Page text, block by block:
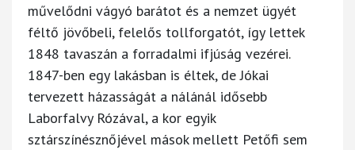
művelődni vágyó barátot és a nemzet ügyét
féltő jövőbeli, felelős tollforgatót, így lettek
1848 tavaszán a forradalmi ifjúság vezérei.
1847-ben egy lakásban is éltek, de Jókai
tervezett házasságát a nálánál idősebb
Laborfalvy Rózával, a kor egyik
sztárszínésznőjével mások mellett Petőfi sem